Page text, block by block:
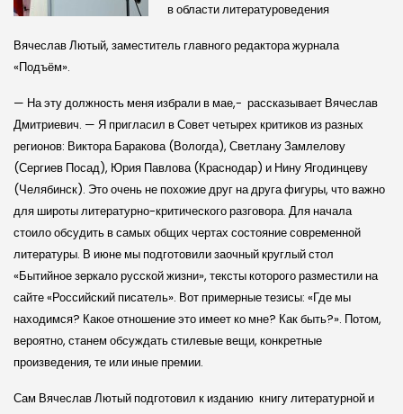
в области литературоведения
Вячеслав Лютый, заместитель главного редактора журнала
«Подъём».
— На эту должность меня избрали в мае,- рассказывает Вячеслав
Дмитриевич. — Я пригласил в Совет четырех критиков из разных
регионов: Виктора Баракова (Вологда), Светлану Замлелову
(Сергиев Посад), Юрия Павлова (Краснодар) и Нину Ягодинцеву
(Челябинск). Это очень не похожие друг на друга фигуры, что важно
для широты литературно-критического разговора. Для начала
стоило обсудить в самых общих чертах состояние современной
литературы. В июне мы подготовили заочный круглый стол
«Бытийное зеркало русской жизни», тексты которого разместили на
сайте «Российский писатель». Вот примерные тезисы: «Где мы
находимся? Какое отношение это имеет ко мне? Как быть?». Потом,
вероятно, станем обсуждать стилевые вещи, конкретные
произведения, те или иные премии.
Сам Вячеслав Лютый подготовил к изданию книгу литературной и